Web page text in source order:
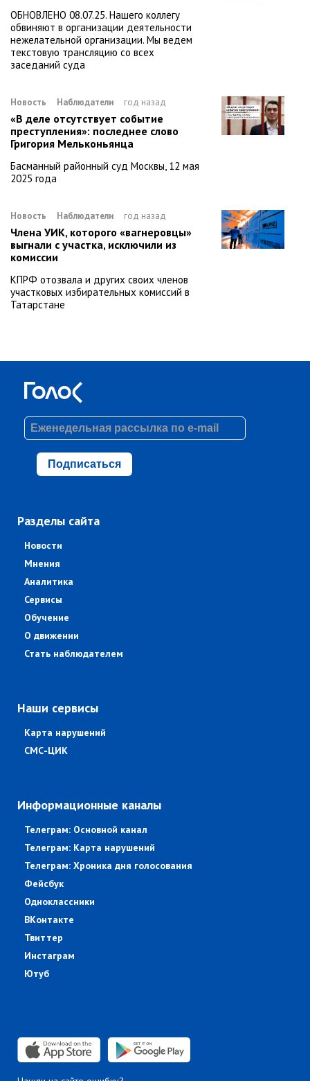
ОБНОВЛЕНО 08.07.25. Нашего коллегу
обвиняют в организации деятельности
нежелательной организации. Мы ведем
текстовую трансляцию со всех
заседаний суда
Новость Наблюдатели год назад
«В деле отсутствует событие
преступления»: последнее слово
Григория Мельконьянца
Басманный районный суд Москвы, 12 мая
2025 года
Новость Наблюдатели год назад
Члена УИК, которого «вагнеровцы»
выгнали с участка, исключили из
комиссии
КПРФ отозвала и других своих членов
участковых избирательных комиссий в
Татарстане
Подписаться
Разделы сайта
Новости
Мнения
Аналитика
Сервисы
Обучение
О движении
Стать наблюдателем
Наши сервисы
Карта нарушений
СМС-ЦИК
Информационные каналы
Телеграм: Основной канал
Телеграм: Карта нарушений
Телеграм: Хроника дня голосования
Фейсбук
Одноклассники
ВКонтакте
Твиттер
Инстаграм
Ютуб